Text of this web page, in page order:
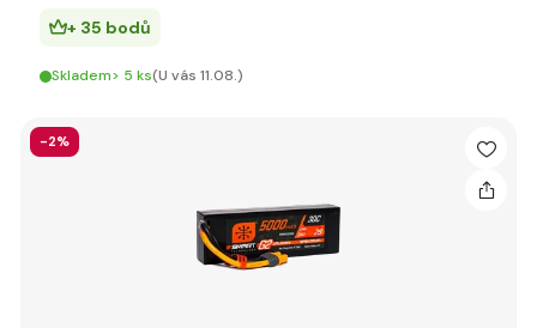
+ 35 bodů
Skladem> 5 ks(U vás 11.08.)
-2%